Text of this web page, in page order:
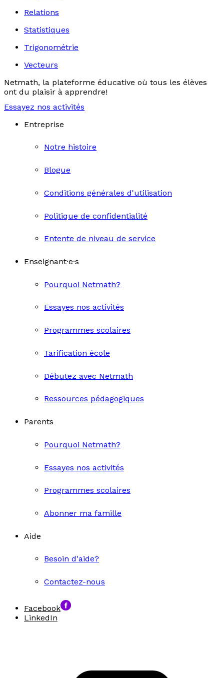
Relations
Statistiques
Trigonométrie
Vecteurs
Netmath, la plateforme éducative où tous les élèves
ont du plaisir à apprendre!
Essayez nos activités
Entreprise
Notre histoire
Blogue
Conditions générales d'utilisation
Politique de confidentialité
Entente de niveau de service
Enseignant·e·s
Pourquoi Netmath?
Essayes nos activités
Programmes scolaires
Tarification école
Débutez avec Netmath
Ressources pédagogiques
Parents
Pourquoi Netmath?
Essayes nos activités
Programmes scolaires
Abonner ma famille
Aide
Besoin d'aide?
Contactez-nous
Facebook
LinkedIn